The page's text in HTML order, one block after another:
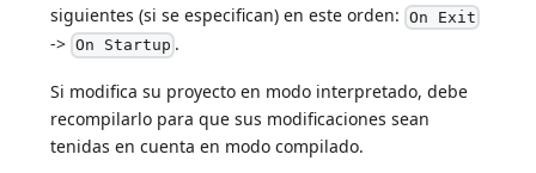
siguientes (si se especifican) en este orden: On Exit
-> On Startup .
Si modifica su proyecto en modo interpretado, debe
recompilarlo para que sus modificaciones sean
tenidas en cuenta en modo compilado.